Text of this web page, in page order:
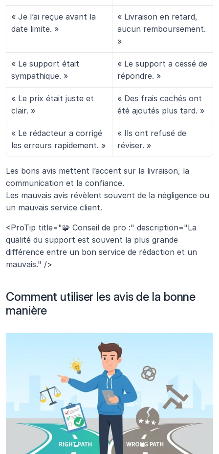
« Je l’ai reçue avant la
date limite. »
« Livraison en retard,
aucun remboursement.
»
« Le support était
sympathique. »
« Le support a cessé de
répondre. »
« Le prix était juste et
clair. »
« Des frais cachés ont
été ajoutés plus tard. »
« Le rédacteur a corrigé
les erreurs rapidement. »
« Ils ont refusé de
réviser. »
Les bons avis mettent l’accent sur la livraison, la
communication et la confiance.
Les mauvais avis révèlent souvent de la négligence ou
un mauvais service client.
<ProTip title="🧩 Conseil de pro :" description="La
qualité du support est souvent la plus grande
différence entre un bon service de rédaction et un
mauvais." />
Comment utiliser les avis de la bonne
manière